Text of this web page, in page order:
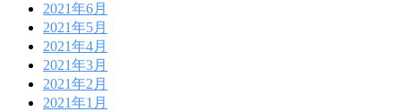
2021年6月
2021年5月
2021年4月
2021年3月
2021年2月
2021年1月